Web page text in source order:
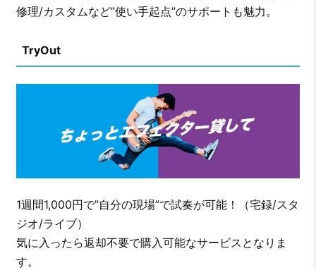
修理/カスタムなど”使い手起点”のサポートも魅力。
TryOut
1週間1,000円で”自分の現場”で試奏が可能！（宅録/スタ
ジオ/ライブ）
気に入ったら返却不要で購入可能なサービスとなりま
す。